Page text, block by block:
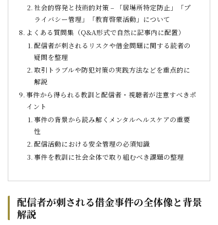
社会的啓発と技術的対策 – 「居場所特定防止」「プ
ライバシー管理」「教育啓蒙活動」について
よくある質問集（Q&A形式で自然に記事内に配置）
配信者が刺されるリスクや借金問題に関する読者の
疑問を整理
取引トラブルや防犯対策の実践方法などを重点的に
解説
事件から得られる教訓と配信者・視聴者が注意すべきポ
イント
事件の背景から読み解くメンタルヘルスケアの重要
性
配信活動における安全管理の必須知識
事件を教訓に社会全体で取り組むべき課題の整理
配信者が刺される借金事件の全体像と背景
解説